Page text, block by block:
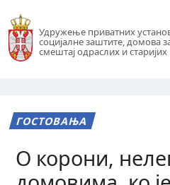
Удружење приватних
социјалне заштите, домова
смештај одраслих и старијих
ГОСТОВАЊА
О корони,